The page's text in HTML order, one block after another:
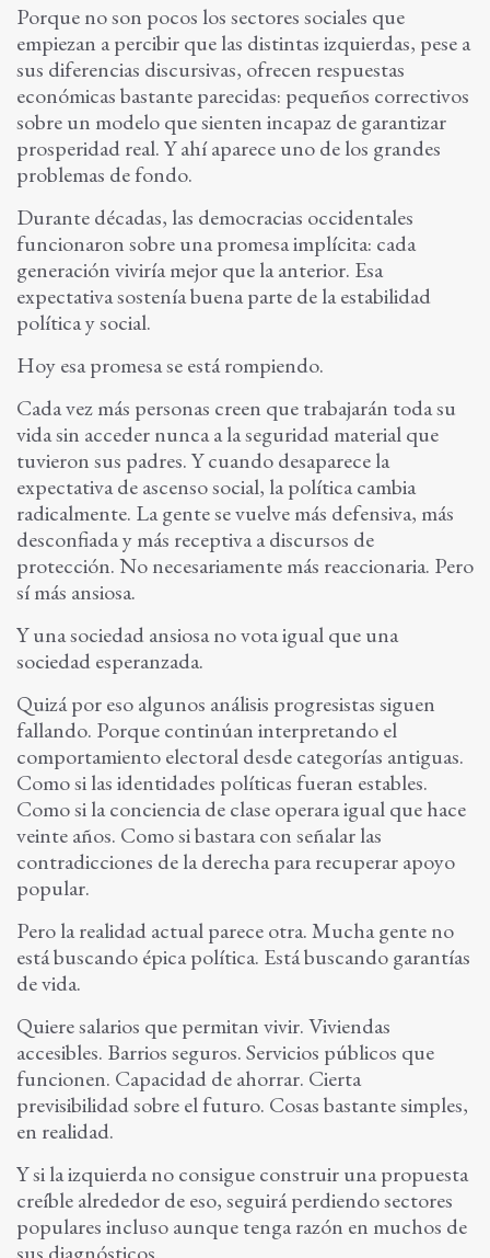
Porque no son pocos los sectores sociales que
empiezan a percibir que las distintas izquierdas, pese a
sus diferencias discursivas, ofrecen respuestas
económicas bastante parecidas: pequeños correctivos
sobre un modelo que sienten incapaz de garantizar
prosperidad real. Y ahí aparece uno de los grandes
problemas de fondo.
Durante décadas, las democracias occidentales
funcionaron sobre una promesa implícita: cada
generación viviría mejor que la anterior. Esa
expectativa sostenía buena parte de la estabilidad
política y social.
Hoy esa promesa se está rompiendo.
Cada vez más personas creen que trabajarán toda su
vida sin acceder nunca a la seguridad material que
tuvieron sus padres. Y cuando desaparece la
expectativa de ascenso social, la política cambia
radicalmente. La gente se vuelve más defensiva, más
desconfiada y más receptiva a discursos de
protección. No necesariamente más reaccionaria. Pero
sí más ansiosa.
Y una sociedad ansiosa no vota igual que una
sociedad esperanzada.
Quizá por eso algunos análisis progresistas siguen
fallando. Porque continúan interpretando el
comportamiento electoral desde categorías antiguas.
Como si las identidades políticas fueran estables.
Como si la conciencia de clase operara igual que hace
veinte años. Como si bastara con señalar las
contradicciones de la derecha para recuperar apoyo
popular.
Pero la realidad actual parece otra. Mucha gente no
está buscando épica política. Está buscando garantías
de vida.
Quiere salarios que permitan vivir. Viviendas
accesibles. Barrios seguros. Servicios públicos que
funcionen. Capacidad de ahorrar. Cierta
previsibilidad sobre el futuro. Cosas bastante simples,
en realidad.
Y si la izquierda no consigue construir una propuesta
creíble alrededor de eso, seguirá perdiendo sectores
populares incluso aunque tenga razón en muchos de